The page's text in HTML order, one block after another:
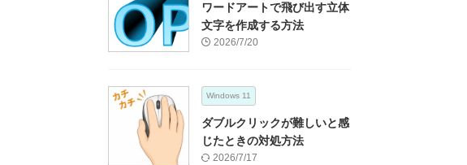
ワードアートで飛び出す立体
文字を作成する方法
2026/7/20
Windows 11
ダブルクリックが難しいと感
じたときの対処方法
2026/7/17